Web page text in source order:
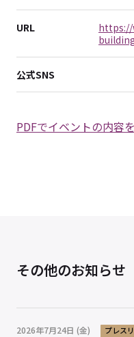
URL
公式SNS
PDFでイベントの内容
その他のお知らせ
2026年7月24日 (金) プレス